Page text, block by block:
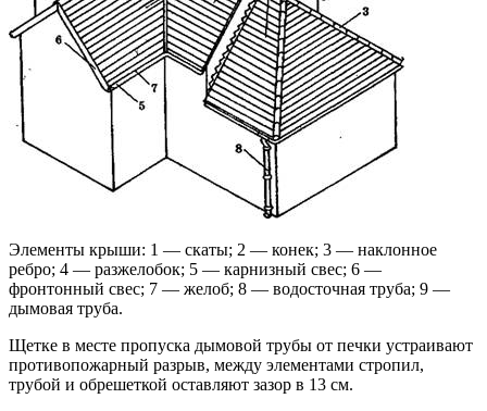
Элементы крыши: 1 — скаты; 2 — конек; 3 — наклонное
ребро; 4 — разжелобок; 5 — кар­низный свес; 6 —
фронтонный свес; 7 — желоб; 8 — водосточная труба; 9 —
дымовая труба.
Щетке в месте пропуска дымовой трубы от печки устра­ивают
противопожарный разрыв, между элементами стропил,
трубой и обрешеткой оставляют зазор в 13 см.